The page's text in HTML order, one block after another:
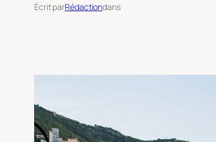
Écrit parRédactiondans